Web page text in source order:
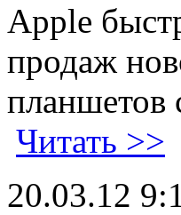
Apple
продаж
Читать >>
20.03.12